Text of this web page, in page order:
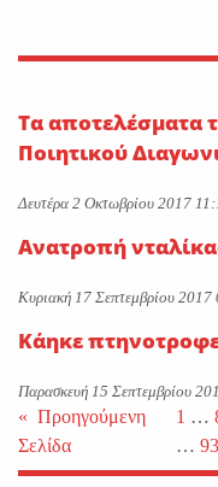
Τα αποτελέσματα
Ποιητικού
Δευτέρα 2 Οκτωβρίου 2017
Ανατροπή
Κυριακή 17 Σεπτεμβρίου
Κάηκε
Παρασκευή 15 Σεπτεμβρίου
« Προηγούμενη
Σελίδα
1 …
…